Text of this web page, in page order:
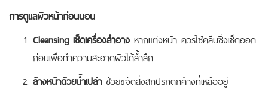
การดูแลผิวหน้าก่อนนอน
Cleansing เช็ดเครื่องสำอาง หากแต่งหน้า ควรใช้คลีนซิ่งเช็ดออก
ก่อนเพื่อทำความสะอาดผิวได้ล้ำลึก
ล้างหน้าด้วยน้ำเปล่า ช่วยขจัดสิ่งสกปรกตกค้างที่เหลืออยู่